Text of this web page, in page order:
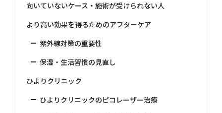
向いていないケース・施術が受けられない人
より高い効果を得るためのアフターケア
紫外線対策の重要性
保湿・生活習慣の見直し
ひよりクリニック
ひよりクリニックのピコレーザー治療